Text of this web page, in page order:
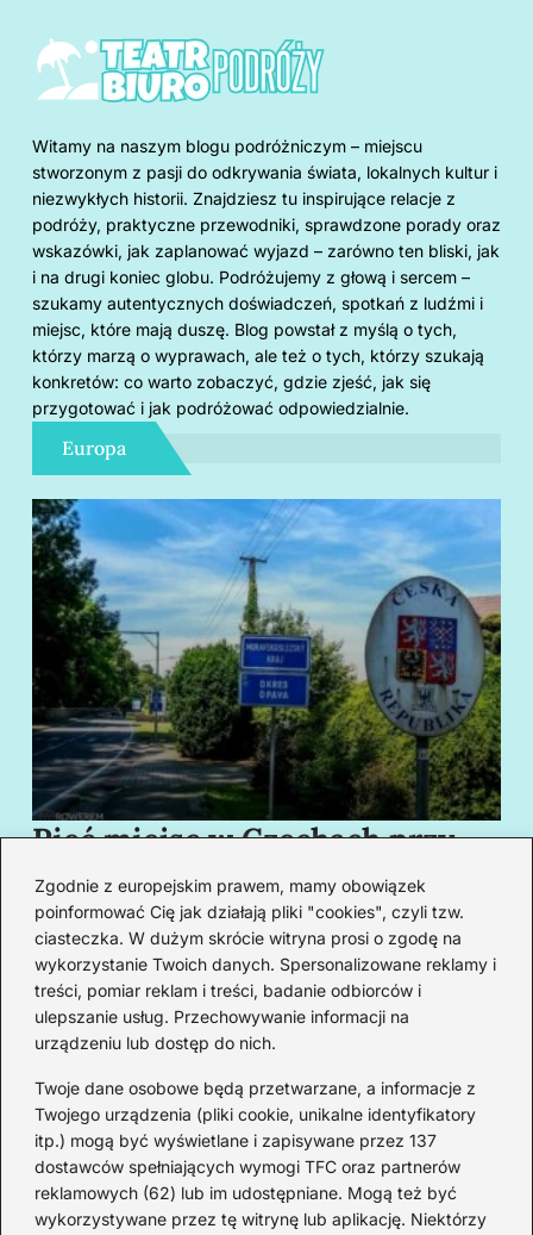
Zgodnie z europejskim prawem, mamy obowiązek
poinformować Cię jak działają pliki "cookies", czyli tzw.
ciasteczka. W dużym skrócie witryna prosi o zgodę na
wykorzystanie Twoich danych. Spersonalizowane reklamy i
treści, pomiar reklam i treści, badanie odbiorców i
ulepszanie usług. Przechowywanie informacji na
urządzeniu lub dostęp do nich.
Twoje dane osobowe będą przetwarzane, a informacje z
Twojego urządzenia (pliki cookie, unikalne identyfikatory
itp.) mogą być wyświetlane i zapisywane przez 137
dostawców spełniających wymogi TFC oraz partnerów
reklamowych (62) lub im udostępniane. Mogą też być
wykorzystywane przez tę witrynę lub aplikację. Niektórzy
Witamy na naszym blogu podróżniczym – miejscu
stworzonym z pasji do odkrywania świata, lokalnych kultur i
niezwykłych historii. Znajdziesz tu inspirujące relacje z
podróży, praktyczne przewodniki, sprawdzone porady oraz
wskazówki, jak zaplanować wyjazd – zarówno ten bliski, jak
i na drugi koniec globu. Podróżujemy z głową i sercem –
szukamy autentycznych doświadczeń, spotkań z ludźmi i
miejsc, które mają duszę. Blog powstał z myślą o tych,
którzy marzą o wyprawach, ale też o tych, którzy szukają
konkretów: co warto zobaczyć, gdzie zjeść, jak się
przygotować i jak podróżować odpowiedzialnie.
Europa
Pięć miejsc w Czechach przy
granicy, które cię oczarują
swoim urokiem
Redakcja
Od lat podróżuję, by poznawać świat z bliska – nie tylko
przez pryzmat zabytków, ale przede wszystkim ludzi,
smaków i codzienności.
Redakcja: Michalina Staszic
ul. Miła 08A, 32-514 Bieruń
477 362 966